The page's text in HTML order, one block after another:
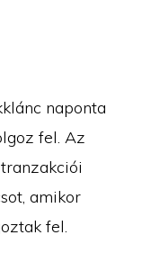
naponta
fel. Az
amikor
fel.